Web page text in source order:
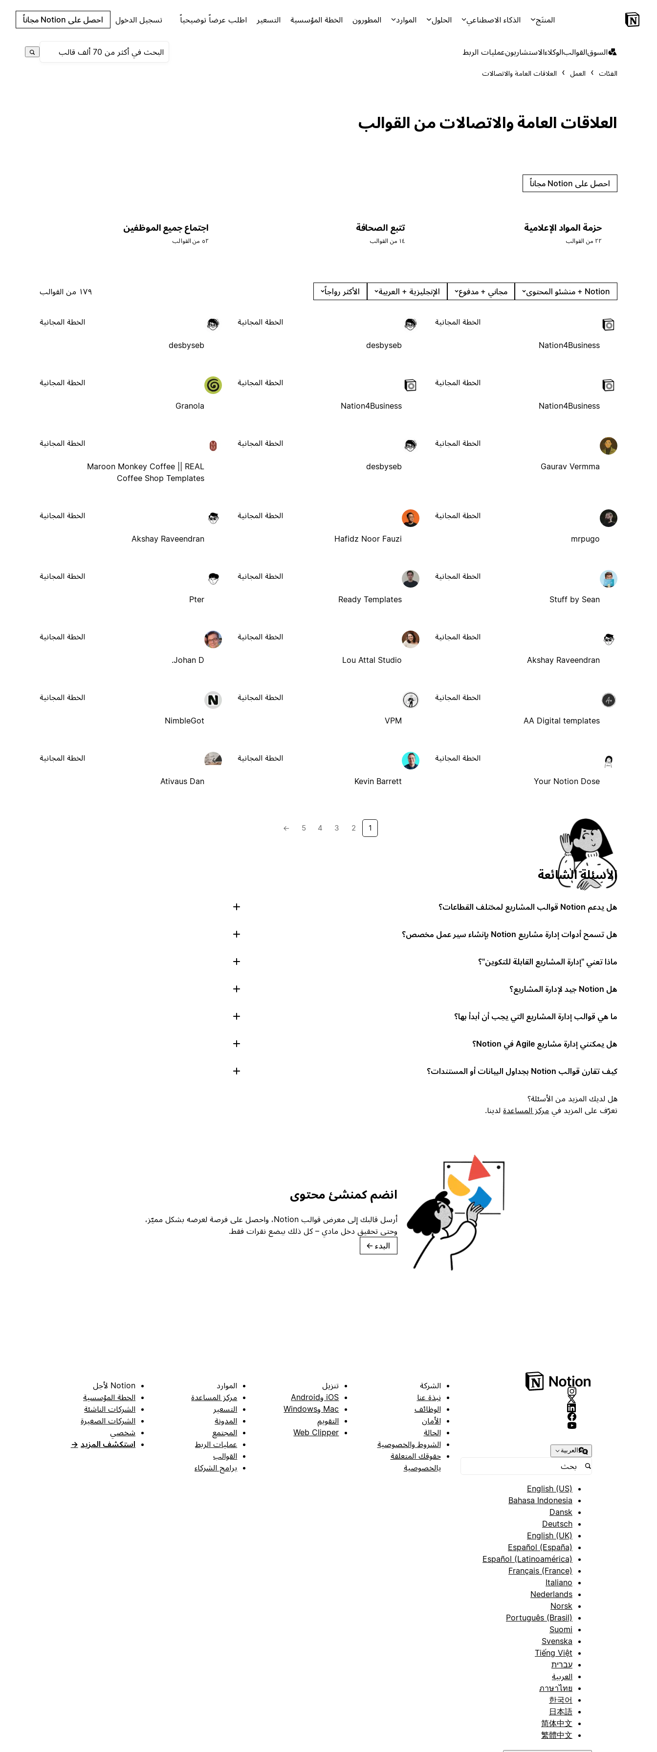
المنتَج الذكاء الاصطناعي الحلول الموارد المطورون الخطة المؤسسية التسعير اطلب عرضاً توضيحياً تسجيل الدخول احصل على Notion مجاناً
السوقالقوالبالوكلاءالاستشاريونعمليات الربط
الفئات العمل العلاقات العامة والاتصالات
العلاقات العامة والاتصالات من القوالب
احصل على Notion مجاناً
حزمة المواد الإعلامية
٢٢ من القوالب
تتبع الصحافة
١٤ من القوالب
اجتماع جميع الموظفين
٥٢ من القوالب
Notion + منشئو المحتوى مجاني + مدفوع الإنجليزية + العربية الأكثر رواجاً ١٧٩ من القوالب
Nation4Business
الخطة المجانية
desbyseb
الخطة المجانية
desbyseb
الخطة المجانية
Nation4Business
الخطة المجانية
Nation4Business
الخطة المجانية
Granola
الخطة المجانية
Gaurav Vermma
الخطة المجانية
desbyseb
الخطة المجانية
Maroon Monkey Coffee || REAL
Coffee Shop Templates
الخطة المجانية
mrpugo
الخطة المجانية
Hafidz Noor Fauzi
الخطة المجانية
Akshay Raveendran
الخطة المجانية
Stuff by Sean
الخطة المجانية
Ready Templates
الخطة المجانية
Pter
الخطة المجانية
Akshay Raveendran
الخطة المجانية
Lou Attal Studio
الخطة المجانية
Johan D.
الخطة المجانية
AA Digital templates
الخطة المجانية
VPM
الخطة المجانية
NimbleGot
الخطة المجانية
Your Notion Dose
الخطة المجانية
Kevin Barrett
الخطة المجانية
Ativaus Dan
الخطة المجانية
1
2
3
4
5
→
الأسئلة الشائعة
هل يدعم Notion قوالب المشاريع لمختلف القطاعات؟
هل تسمح أدوات إدارة مشاريع Notion بإنشاء سير عمل مخصص؟
ماذا تعني "إدارة المشاريع القابلة للتكوين"؟
هل Notion جيد لإدارة المشاريع؟
ما هي قوالب إدارة المشاريع التي يجب أن أبدأ بها؟
هل يمكنني إدارة مشاريع Agile في Notion؟
كيف تقارن قوالب Notion بجداول البيانات أو المستندات؟
هل لديك المزيد من الأسئلة؟
تعرّف على المزيد في مركز المساعدةلدينا.
انضم كمنشئ محتوى
أرسل قالبك إلى معرض قوالب Notion، واحصل على فرصة لعرضه بشكل مميّز،
وحتى تحقيق دخل مادي – كل ذلك ببضع نقرات فقط.
البدء →
العربية
English (US)
Bahasa Indonesia
Dansk
Deutsch
English (UK)
Español (España)
Español (Latinoamérica)
Français (France)
Italiano
Nederlands
Norsk
Português (Brasil)
Suomi
Svenska
Tiếng Việt
עברית
العربية
ภาษาไทย
한국어
日本語
简体中文
繁體中文
الشركة
نبذة عنا
الوظائف
الأمان
الحالة
الشروط والخصوصية
حقوقك المتعلقة
بالخصوصية
تنزيل
iOS وAndroid
Mac وWindows
التقويم
Web Clipper
الموارد
مركز المساعدة
التسعير
المدونة
المجتمع
عمليات الربط
القوالب
برامج الشركاء
Notion لأجل
الخطة المؤسسية
الشركات الناشئة
الشركات الصغيرة
شخصي
استكشف المزيد →